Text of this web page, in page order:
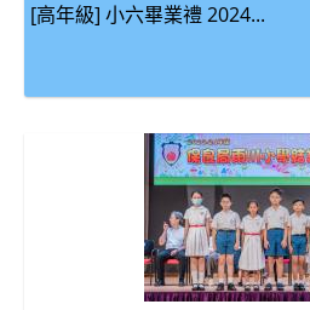
[高年級] 小六畢業禮 2024...